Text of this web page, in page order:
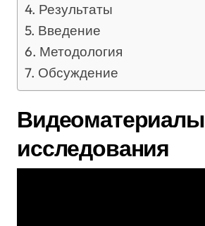
Результаты
Введение
Методология
Обсуждение
Видеоматериалы
исследования